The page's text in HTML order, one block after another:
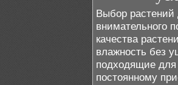
Выбор растений
внимательного
качества
влажность без
подходящие
постоянному